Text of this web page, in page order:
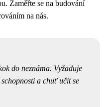
Zaměřte se na budování
na nás.
do neznáma. Vyžaduje
a chuť učit se